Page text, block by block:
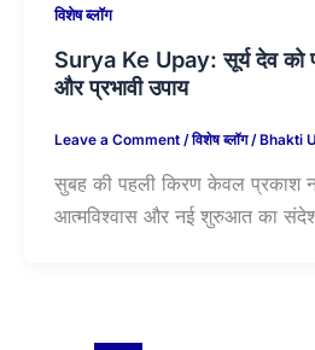
विशेष ब्लॉग
Surya Ke Upay: सूर्य देव
और प्रभावी उपाय
Leave a Comment /विशेष ब्लॉग/ Bhakti
सुबह की पहली किरण केवल प्रकाश
आत्मविश्वास और नई शुरुआत का